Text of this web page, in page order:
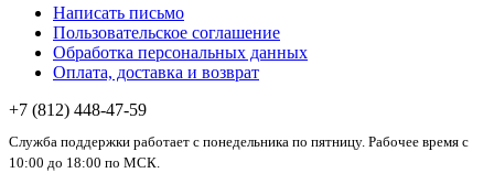
Написать письмо
Пользовательское соглашение
Обработка персональных данных
Оплата, доставка и возврат
+7 (812) 448-47-59
Служба поддержки работает с понедельника по пятницу. Рабочее время с
10:00 до 18:00 по МСК.